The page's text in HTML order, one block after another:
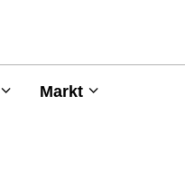
Markt